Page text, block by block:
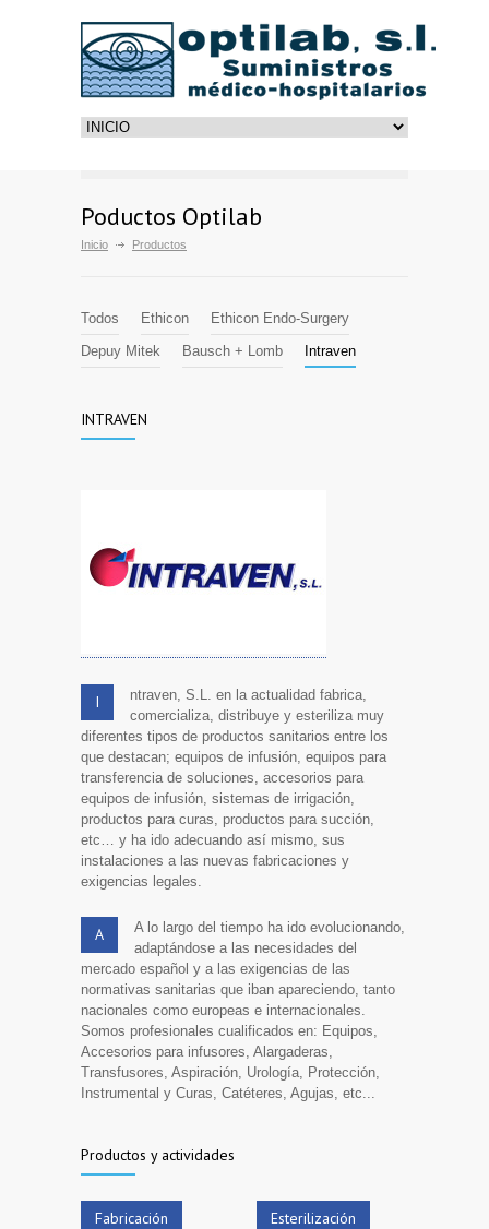
Poductos Optilab
Inicio Productos
Todos Ethicon
Ethicon Endo-Surgery
Depuy Mitek
Bausch + Lomb Intraven
INTRAVEN
I
ntraven, S.L. en la actualidad fabrica,
comercializa, distribuye y esteriliza muy
diferentes tipos de productos sanitarios entre los
que destacan; equipos de infusión, equipos para
transferencia de soluciones, accesorios para
equipos de infusión, sistemas de irrigación,
productos para curas, productos para succión,
etc… y ha ido adecuando así mismo, sus
instalaciones a las nuevas fabricaciones y
exigencias legales.
A
A lo largo del tiempo ha ido evolucionando,
adaptándose a las necesidades del
mercado español y a las exigencias de las
normativas sanitarias que iban apareciendo, tanto
nacionales como europeas e internacionales.
Somos profesionales cualificados en: Equipos,
Accesorios para infusores, Alargaderas,
Transfusores, Aspiración, Urología, Protección,
Instrumental y Curas, Catéteres, Agujas, etc...
Productos y actividades
Fabricación Esterilización